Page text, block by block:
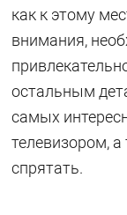
как к этому
внимания,
остальным
самых
телевизором,
спрятать.